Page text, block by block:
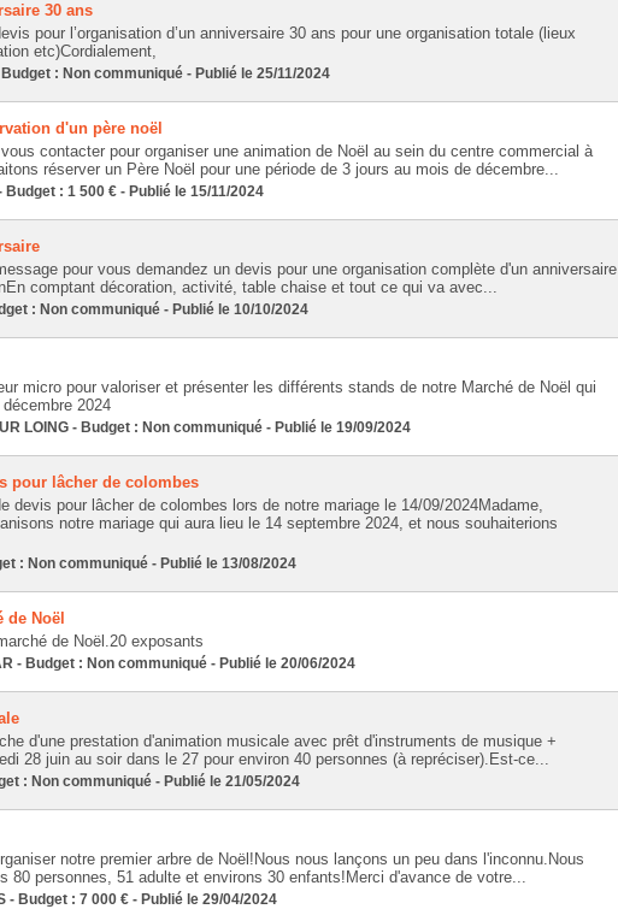
30 ans
pour l’organisation d’un anniversaire 30 ans pour une organisation totale (lieux
etc)Cordialement,
: Non communiqué - Publié le 25/11/2024
d'un père noël
contacter pour organiser une animation de Noël au sein du centre commercial à
réserver un Père Noël pour une période de 3 jours au mois de décembre...
Budget : 1 500 € - Publié le 15/11/2024
pour vous demandez un devis pour une organisation complète d'un anniversaire
comptant décoration, activité, table chaise et tout ce qui va avec...
: Non communiqué - Publié le 10/10/2024
micro pour valoriser et présenter les différents stands de notre Marché de Noël qui
2024
LOING - Budget : Non communiqué - Publié le 19/09/2024
pour lâcher de colombes
devis pour lâcher de colombes lors de notre mariage le 14/09/2024Madame,
notre mariage qui aura lieu le 14 septembre 2024, et nous souhaiterions
: Non communiqué - Publié le 13/08/2024
de Noël
de Noël.20 exposants
- Budget : Non communiqué - Publié le 20/06/2024
d'une prestation d'animation musicale avec prêt d'instruments de musique +
28 juin au soir dans le 27 pour environ 40 personnes (à repréciser).Est-ce...
: Non communiqué - Publié le 21/05/2024
notre premier arbre de Noël!Nous nous lançons un peu dans l'inconnu.Nous
80 personnes, 51 adulte et environs 30 enfants!Merci d'avance de votre...
- Budget : 7 000 € - Publié le 29/04/2024